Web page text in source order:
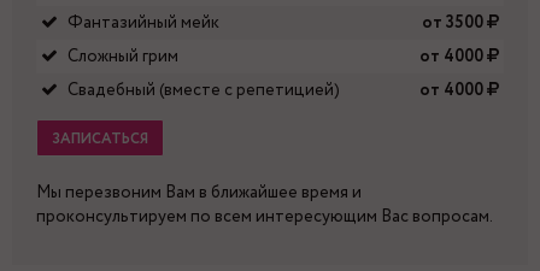
Фантазийный мейк
от 3500
Сложный грим
от 4000
Свадебный (вместе с репетицией)
от 4000
ЗАПИСАТЬСЯ
Мы перезвоним Вам в ближайшее время и
проконсультируем по всем интересующим Вас вопросам.